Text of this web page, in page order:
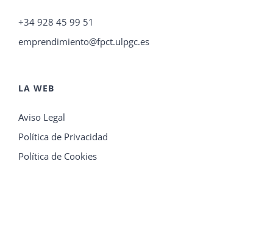
+34 928 45 99 51
emprendimiento@fpct.ulpgc.es
LA WEB
Aviso Legal
Política de Privacidad
Política de Cookies